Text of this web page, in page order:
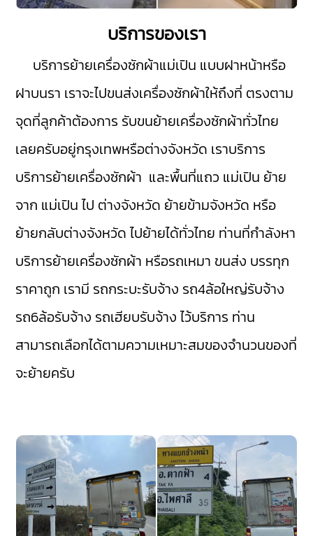
บริการของเรา
บริการย้ายเครื่องซักผ้าแม่เปิน แบบฝาหน้าหรือ
ฝาบนรา เราจะไปขนส่งเครื่องซักผ้าให้ถึงที่ ตรงตาม
จุดที่ลูกค้าต้องการ รับขนย้ายเครื่องซักผ้าทั่วไทย
เลยครับอยู่กรุงเทพหรือต่างจังหวัด เราบริการ
บริการย้ายเครื่องซักผ้า และพื้นที่แถว แม่เปิน ย้าย
จาก แม่เปิน ไป ต่างจังหวัด ย้ายข้ามจังหวัด หรือ
ย้ายกลับต่างจังหวัด ไปย้ายได้ทั่วไทย ท่านที่กำลังหา
บริการย้ายเครื่องซักผ้า หรือรถเหมา ขนส่ง บรรทุก
ราคาถูก เรามี รถกระบะรับจ้าง รถ4ล้อใหญ่รับจ้าง
รถ6ล้อรับจ้าง รถเฮียบรับจ้างไว้บริการ ท่าน
สามารถเลือกได้ตามความเหมาะสมของจำนวนของที่
จะย้ายครับ